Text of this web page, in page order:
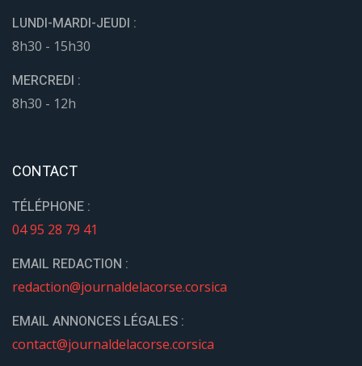
LUNDI-MARDI-JEUDI :
8h30 - 15h30
MERCREDI :
8h30 - 12h
CONTACT
TÉLÉPHONE :
04 95 28 79 41
EMAIL REDACTION :
redaction@journaldelacorse.corsica
EMAIL ANNONCES LÉGALES :
contact@journaldelacorse.corsica